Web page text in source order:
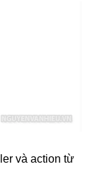
và action từ